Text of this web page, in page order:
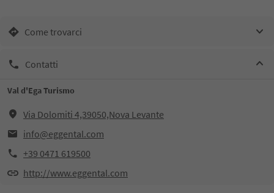
Come trovarci
Contatti
Val d'Ega Turismo
Via Dolomiti 4,39050,Nova Levante
info@eggental.com
+39 0471 619500
http://www.eggental.com